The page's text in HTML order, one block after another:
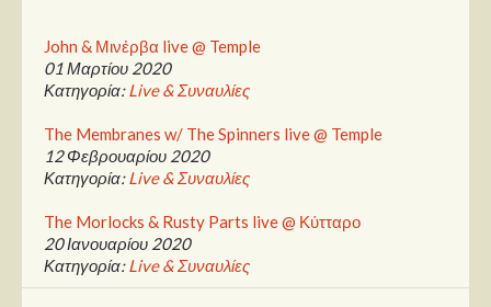
John & Μινέρβα live @ Temple
01 Μαρτίου 2020
Κατηγορία:Live & Συναυλίες
The Membranes w/ The Spinners live @ Temple
12 Φεβρουαρίου 2020
Κατηγορία:Live & Συναυλίες
The Morlocks & Rusty Parts live @ Κύτταρο
20 Ιανουαρίου 2020
Κατηγορία:Live & Συναυλίες